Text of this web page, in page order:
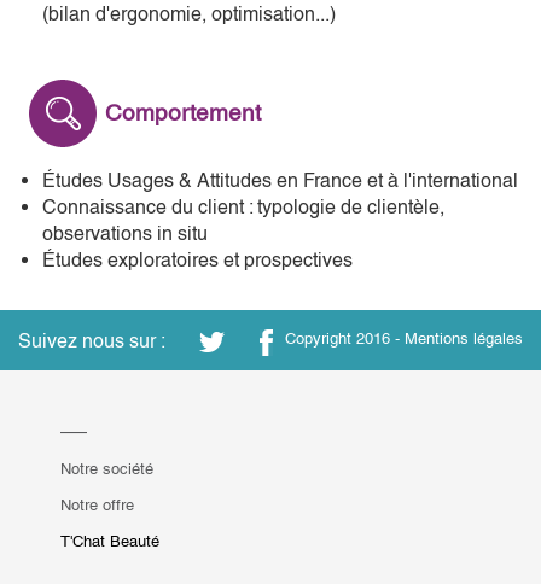
(bilan d'ergonomie, optimisation...)
Comportement
Études Usages & Attitudes en France et à l'international
Connaissance du client : typologie de clientèle,
observations in situ
Études exploratoires et prospectives
Suivez nous sur : Copyright 2016 - Mentions légales
Notre société
Notre offre
T'Chat Beauté